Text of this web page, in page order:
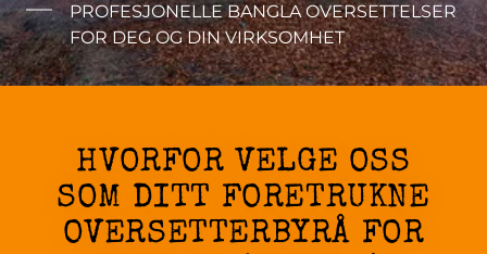
PROFESJONELLE BANGLA OVERSETTELSER
FOR DEG OG DIN VIRKSOMHET
HVORFOR VELGE OSS
SOM DITT FORETRUKNE
OVERSETTERBYRÅ FOR